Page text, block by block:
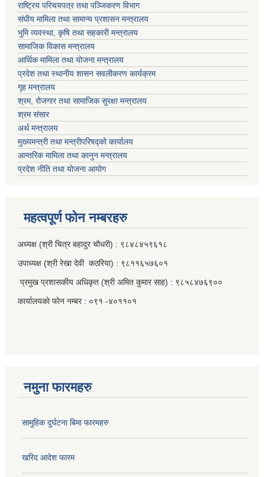
राष्ट्रिय परिचयपत्र तथा पञ्जिकरण विभाग
संघीय मामिला तथा सामान्य प्रशासन मन्त्रालय
भुमि व्यवस्था, कृषि तथा सहकारी मन्त्रालय
सामाजिक विकास मन्त्रालय
आर्थिक मामिला तथा याेजना मन्त्रालय
प्रदेश तथा स्थानीय शासन सवलीकरण कार्यक्रम
गृह मन्त्रालय
श्रम, रोजगार तथा सामाजिक सुरक्षा मन्त्रालय
श्रम संसार
अर्थ मन्त्रालय
मुख्यमन्त्री तथा मन्त्रीपरिषद्को कार्यालय
आन्तरिक मामिला तथा कानुन मन्त्रालय
प्रदेश नीति तथा योजना आयोग
महत्वपूर्ण फाेन नम्बरहरु
अध्यक्ष (श्री चित्र बहादुर चाैधरी) : ९८४८४५९६१८
उपाध्यक्ष (श्री रेखा देवी कठरिया) : ९८११६५७६०१
प्रमुख प्रशासकीय अधिकृत (श्री अमित कुमार साह) : ९८५८४७६९००
कार्यालयकाे फाेन नम्बर : ०९१ -४०११०१
नमुना फारमहरु
सामुहिक दुर्घटना बिमा फारमहरु
खरिद आदेश फारम